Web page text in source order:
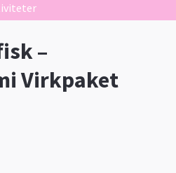
–
Virkpaket